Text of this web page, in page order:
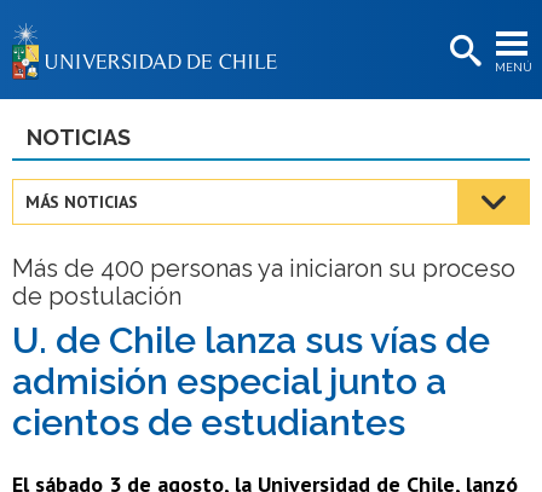
MENÚ
BIBLIOTECAS
Estudiantes
Académicas/os
Funcionarias/os
Egresadas/os
NOTICIAS
MÁS NOTICIAS
Más de 400 personas ya iniciaron su proceso
de postulación
U. de Chile lanza sus vías de
admisión especial junto a
cientos de estudiantes
El sábado 3 de agosto, la Universidad de Chile, lanzó